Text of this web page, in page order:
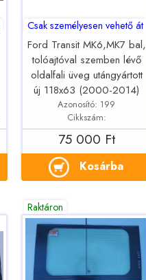
Csak személyesen vehető át
Ford Transit MK6,MK7 bal,
tolóajtóval szemben lévő
oldalfali üveg utángyártott
új 118x63 (2000-2014)
Azonosító: 199
Cikkszám:
75 000 Ft
Kosárba
Raktáron